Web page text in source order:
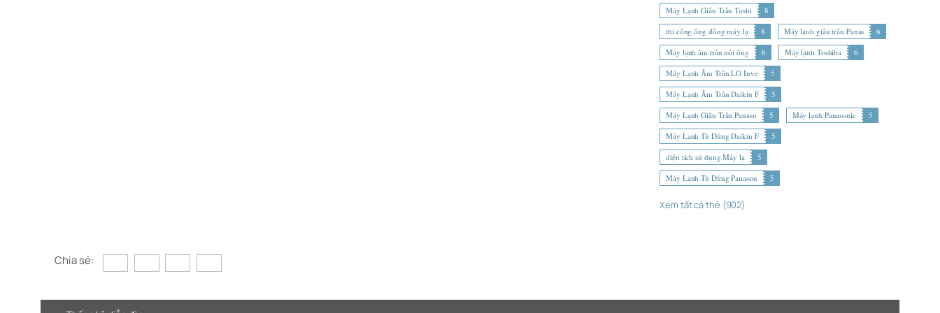
Máy Lạnh Giấu Trần Toshi
8
thi công ống đồng máy lạ
8 Máy lạnh giấu trần Panas
6
Máy lạnh âm trần nối ống
6 Máy lạnh Toshiba
6
Máy Lạnh Âm Trần LG Inve
5
Máy Lạnh Âm Trần Daikin F
5
Máy Lạnh Giấu Trần Panaso
5 Máy lạnh Panasonic
5
Máy Lạnh Tủ Đứng Daikin F
5
diện tích sử dụng Máy lạ
5
Máy Lạnh Tủ Đứng Panason
5
Xem tất cả thẻ (902)
Chia sẻ: